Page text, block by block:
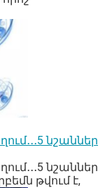
նշաններ
նշաններ
թվում է,